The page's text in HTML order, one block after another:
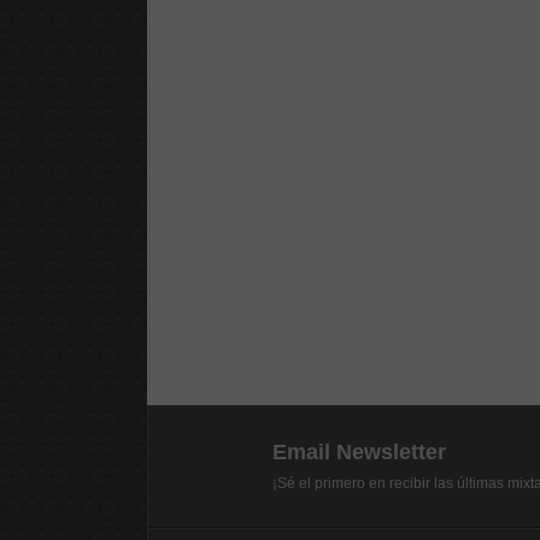
Email Newsletter
¡Sé el primero en recibir las últimas